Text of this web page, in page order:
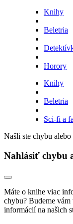
Knihy
Beletria
Horory
Knihy
Beletria
Sci-fi a
Našli ste chybu
Nahlásiť chybu
Máte o knihe viac
chybu? Budeme
informácií na našich